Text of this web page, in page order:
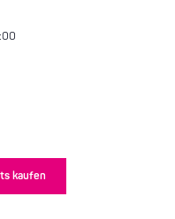
kaufen